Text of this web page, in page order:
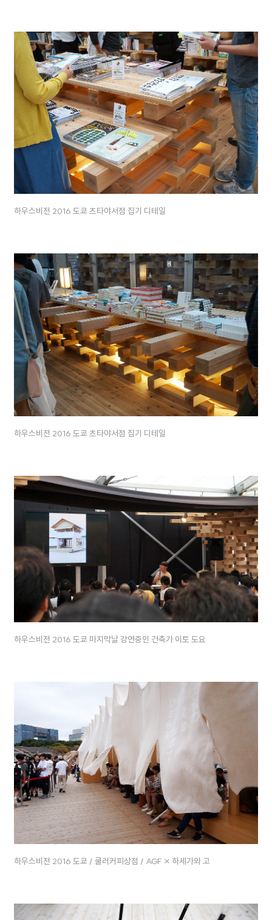
하우스비전 2016 도쿄 츠타야서점 집기 디테일
하우스비전 2016 도쿄 츠타야서점 집기 디테일
하우스비전 2016 도쿄 마지막날 강연중인 건축가 이토 도요
하우스비전 2016 도쿄 / 쿨러커피상점 / AGF × 하세가와 고